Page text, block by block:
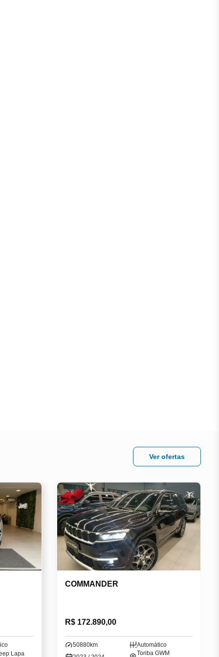
Ver ofertas
Lapa
COMMANDER
R$ 172.890,00
50880km
Automático
Toriba GWM